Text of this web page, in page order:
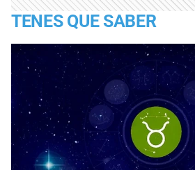
TENES QUE SABER